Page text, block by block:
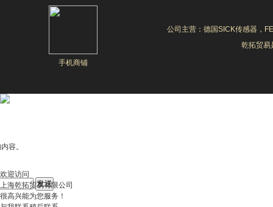
手机商铺
公司主营：德国SICK传感器，
乾拓贸易
容。
欢迎访问
上海乾拓贸易有限公司
很高兴能为您服务！